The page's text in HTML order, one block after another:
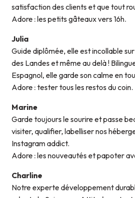
satisfaction des clients et que tout
Adore : les petits gâteaux vers 16h.
Julia
Guide diplômée, elle est incollable
des Landes et même au delà !
Espagnol, elle garde son calme en
Adore : tester tous les restos du coin.
Marine
Garde toujours le sourire et passe
visiter, qualifier, labelliser nos
Instagram addict.
Adore : les nouveautés et papoter
Charline
Notre experte développement